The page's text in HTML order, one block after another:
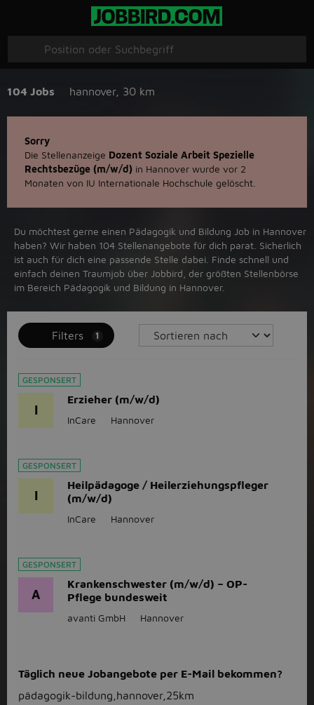
104 Jobs hannover, 30 km
Sorry
Die Stellenanzeige Dozent Soziale Arbeit Spezielle
Rechtsbezüge (m/w/d) in Hannover wurde vor 2
Monaten von IU Internationale Hochschule gelöscht.
Du möchtest gerne einen Pädagogik und Bildung Job in ‪Hannover‬
haben? Wir haben ‪104‬ Stellenangebote für dich parat. Sicherlich
ist auch für dich eine passende Stelle dabei. Finde schnell und
einfach deinen Traumjob über ‪Jobbird‬, der größten Stellenbörse
im Bereich Pädagogik und Bildung in ‪Hannover‬.
Filters 1
GESPONSERT
I
Erzieher (m/w/d)
InCare Hannover
GESPONSERT
I
Heilpädagoge / Heilerziehungspfleger
(m/w/d)
InCare Hannover
GESPONSERT
A
Krankenschwester (m/w/d) – OP-
Pflege bundesweit
avanti GmbH Hannover
Täglich neue Jobangebote per E-Mail bekommen?
pädagogik-bildung,hannover,25km